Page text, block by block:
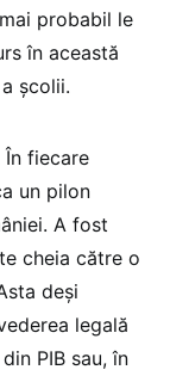
probabil le
în această
școlii.
În fiecare
un pilon
A fost
cheia către o
deși
legală
PIB sau, în